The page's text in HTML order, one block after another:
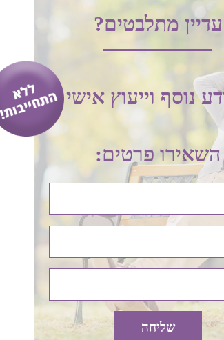
עדיין מתלבטים?
נוסף וייעוץ אישי
השאירו פרטים: